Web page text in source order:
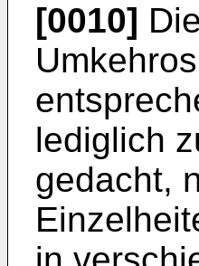
[0010]
lediglich
gedacht,